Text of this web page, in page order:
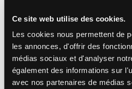
Ce site web utilise des cookies.
Les cookies nous permettent de
les annonces, d'offrir des
médias sociaux et d'analyser
également des informations sur
avec nos partenaires de médias